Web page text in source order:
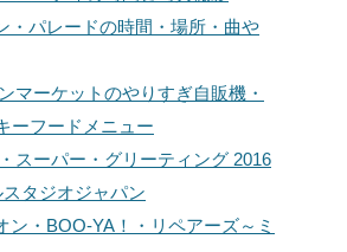
・パレードの時間・場所・曲や
マーケットのやりすぎ自販機・
ーフードメニュー
スーパー・グリーティング 2016
タジオジャパン
ン・BOO-YA！・リペアーズ～ミ